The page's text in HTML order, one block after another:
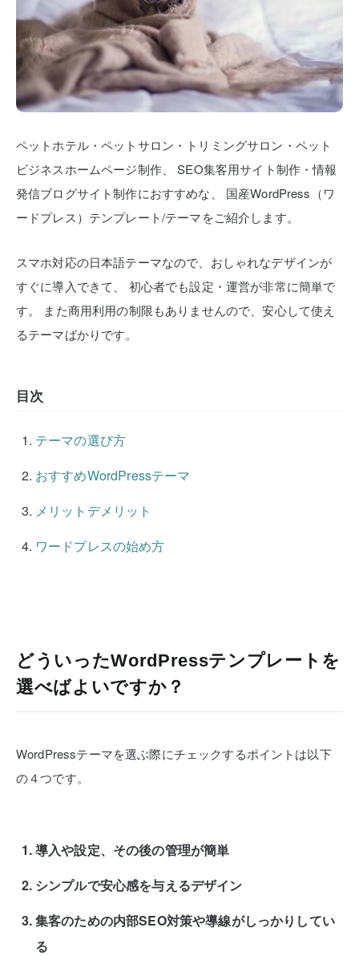
ペットホテル・ペットサロン・トリミングサロン・ペット
ビジネスホームページ制作、
SEO集客用サイト制作・情報
発信ブログサイト制作におすすめな、
国産WordPress（ワ
ードプレス）テンプレート/テーマをご紹介します。
スマホ対応の日本語テーマなので、おしゃれなデザインが
すぐに導入できて、
初心者でも設定・運営が非常に簡単で
す。
また商用利用の制限もありませんので、安心して使え
るテーマばかりです。
目次
テーマの選び方
おすすめWordPressテーマ
メリットデメリット
ワードプレスの始め方
どういったWordPressテンプレートを
選べばよいですか？
WordPressテーマを選ぶ際にチェックするポイントは以下
の４つです。
導入や設定、その後の管理が簡単
シンプルで安心感を与えるデザイン
集客のための内部SEO対策や導線がしっかりしてい
る